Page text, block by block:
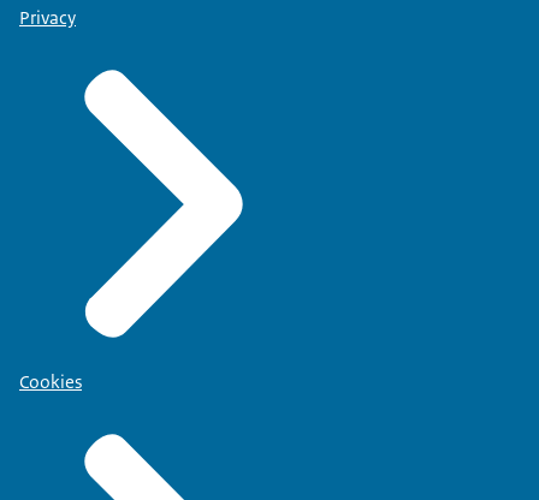
Privacy
Cookies